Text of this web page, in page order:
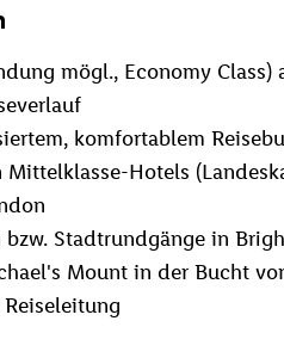
mögl., Economy
komfortablem
Mittelklasse-Hotels
Stadtrundgänge in
Mount in der Bucht